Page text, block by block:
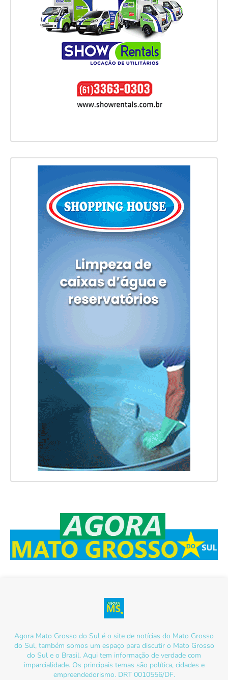
Agora Mato Grosso do Sul é o site de notícias do Mato Grosso
do Sul, também somos um espaço para discutir o Mato Grosso
do Sul e o Brasil. Aqui tem informação de verdade com
imparcialidade. Os principais temas são política, cidades e
empreendedorismo. DRT 0010556/DF.